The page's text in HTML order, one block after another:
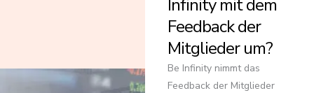
Infinity mit dem
Feedback der
Mitglieder um?
Be Infinity nimmt das
Feedback der Mitglieder